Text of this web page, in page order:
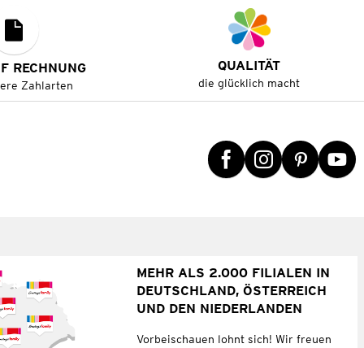
RECHNUNG
Zahlarten
QUALITÄT
die glücklich macht
MEHR ALS 2.000 FILIALEN IN
DEUTSCHLAND, ÖSTERREICH
UND DEN NIEDERLANDEN
Vorbeischauen lohnt sich! Wir freuen